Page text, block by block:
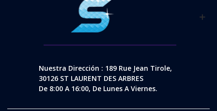
Nuestra Dirección : 189 Rue Jean Tirole,
30126 ST LAURENT DES ARBRES
De 8:00 A 16:00, De Lunes A Viernes.